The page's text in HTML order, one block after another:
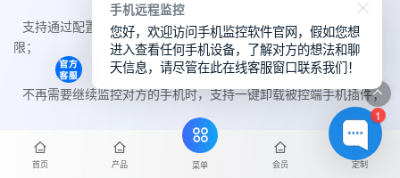
支持通过配置目标对方的手机系统机型和手机通讯账号来获取权
限；
不再需要继续监控对方的手机时，支持一键卸载被控端手机插件；
首页 产品 菜单 会员 定制
1
手机远程监控
您好，欢迎访问手机监控软件官网，假如您想
进入查看任何手机设备，了解对方的想法和聊
天信息，请尽管在此在线客服窗口联系我们！